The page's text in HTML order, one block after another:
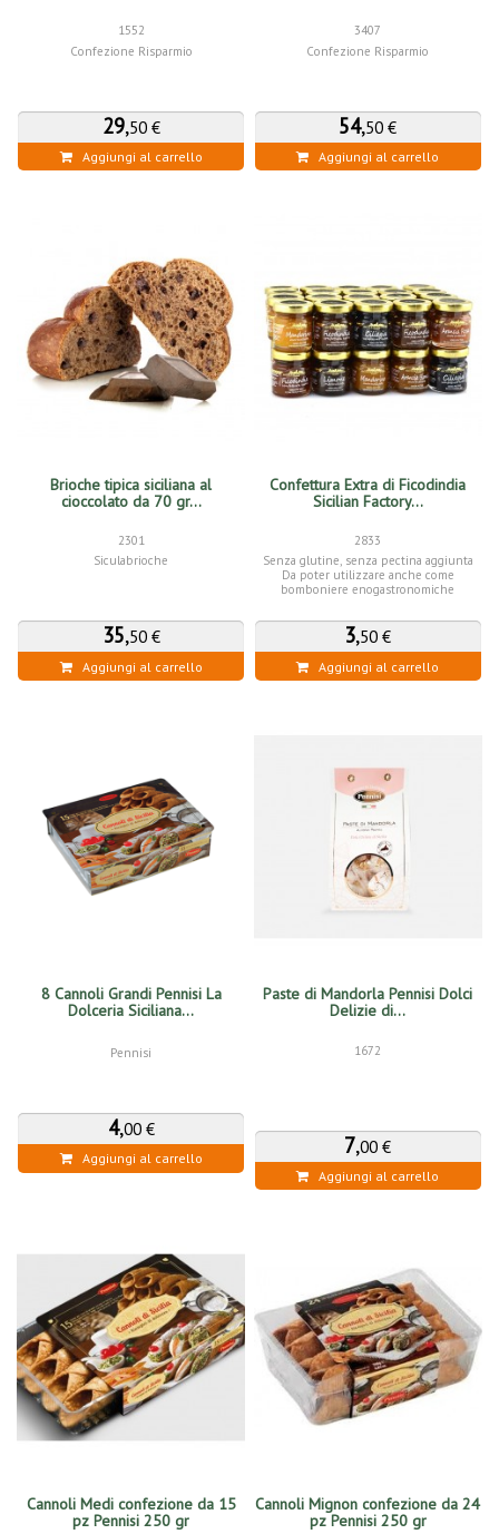
1552
Confezione Risparmio
29,50 €
Aggiungi al carrello
3407
Confezione Risparmio
54,50 €
Aggiungi al carrello
Brioche tipica siciliana al
cioccolato da 70 gr...
2301
Siculabrioche
35,50 €
Aggiungi al carrello
Confettura Extra di Ficodindia
Sicilian Factory...
2833
Senza glutine, senza pectina aggiunta
Da poter utilizzare anche come
bomboniere enogastronomiche
3,50 €
Aggiungi al carrello
8 Cannoli Grandi Pennisi La
Dolceria Siciliana...
Pennisi
4,00 €
Aggiungi al carrello
Paste di Mandorla Pennisi Dolci
Delizie di...
1672
7,00 €
Aggiungi al carrello
Cannoli Medi confezione da 15
pz Pennisi 250 gr
Cannoli Mignon confezione da 24
pz Pennisi 250 gr